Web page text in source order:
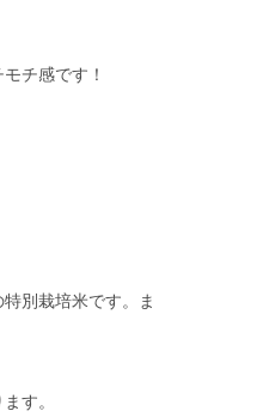
チ感です！
別栽培米です。ま
す。